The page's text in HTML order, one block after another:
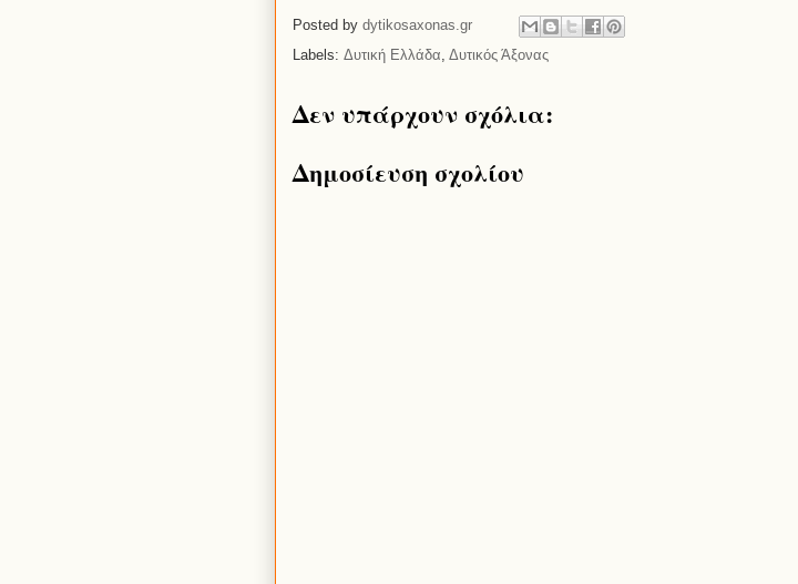
Posted by dytikosaxonas.gr
Labels: Δυτική Ελλάδα, Δυτικός Άξονας
Δεν υπάρχουν σχόλια:
Δημοσίευση σχολίου